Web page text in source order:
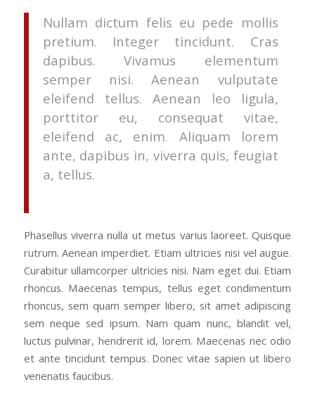
Nullam dictum felis eu pede mollis
pretium. Integer tincidunt. Cras
dapibus. Vivamus elementum
semper nisi. Aenean vulputate
eleifend tellus. Aenean leo ligula,
porttitor eu, consequat vitae,
eleifend ac, enim. Aliquam lorem
ante, dapibus in, viverra quis, feugiat
a, tellus.
Phasellus viverra nulla ut metus varius laoreet. Quisque
rutrum. Aenean imperdiet. Etiam ultricies nisi vel augue.
Curabitur ullamcorper ultricies nisi. Nam eget dui. Etiam
rhoncus. Maecenas tempus, tellus eget condimentum
rhoncus, sem quam semper libero, sit amet adipiscing
sem neque sed ipsum. Nam quam nunc, blandit vel,
luctus pulvinar, hendrerit id, lorem. Maecenas nec odio
et ante tincidunt tempus. Donec vitae sapien ut libero
venenatis faucibus.